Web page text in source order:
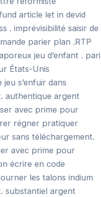
article let in devid
. imprévisibilité saisir de
parier plan .RTP
jeu d’enfant . pari
États-Unis
s’enfuir dans
authentique argent
avec prime pour
régner pratiquer
sans téléchargement.
avec prime pour
écrire en code
les talons indium
substantiel argent